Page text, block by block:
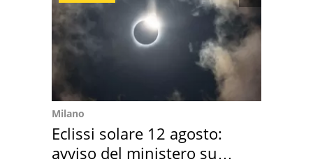
Milano
Eclissi solare 12 agosto:
avviso del ministero su